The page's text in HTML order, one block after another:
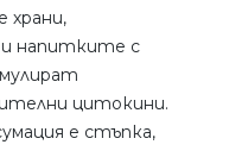
храни,
напитките с
цитокини.
е стъпка,